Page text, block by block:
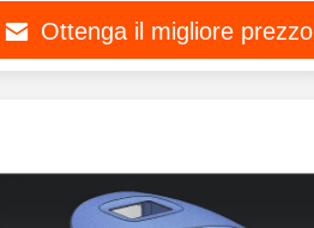
Ottenga il migliore prezzo